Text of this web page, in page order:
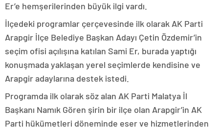
Er’e hemşerilerinden büyük ilgi vardı.
İlçedeki programlar çerçevesinde ilk olarak AK Parti
Arapgir İlçe Belediye Başkan Adayı Çetin Özdemir’in
seçim ofisi açılışına katılan Sami Er, burada yaptığı
konuşmada yaklaşan yerel seçimlerde kendisine ve
Arapgir adaylarına destek istedi.
Programda ilk olarak söz alan AK Parti Malatya İl
Başkanı Namık Gören şirin bir ilçe olan Arapgir’in AK
Parti hükümetleri döneminde eser ve hizmetlerinden